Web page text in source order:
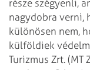
része szégyenli,
nagydobra verni,
különösen nem,
külföldiek
Turizmus Zrt. (MT